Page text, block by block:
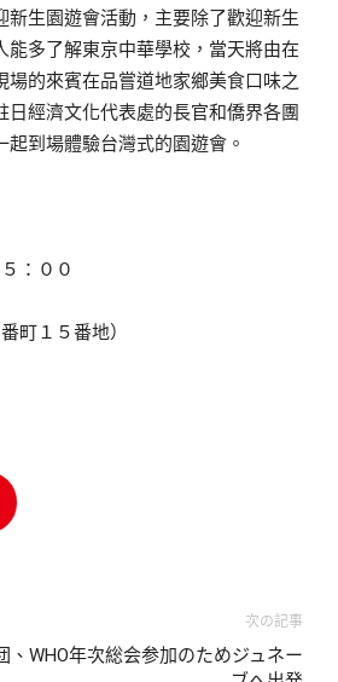
生園遊會活動，主要除了歡迎新生
多了解東京中華學校，當天將由在
的來賓在品嘗道地家鄉美食口味之
經濟文化代表處的長官和僑界各團
到場體驗台灣式的園遊會。
：００
１５番地）
次の記事
、WHO年次総会参加のためジュネー